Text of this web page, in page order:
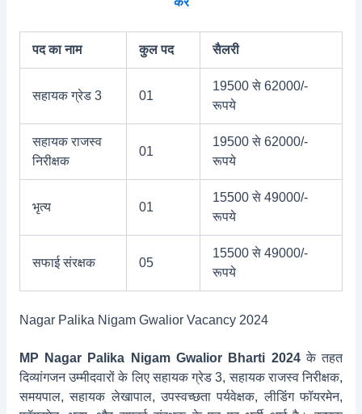
पद का नाम कुल पद सैलरी
सहायक ग्रेड 3 01
19500 से 62000/-
रूपये
सहायक राजस्‍व
निरीक्षक
01
19500 से 62000/-
रूपये
भृत्य 01
15500 से 49000/-
रूपये
सफाई संरक्षक 05
15500 से 49000/-
रूपये
Nagar Palika Nigam Gwalior Vacancy 2024
MP Nagar Palika Nigam Gwalior Bharti 2024के तहत
दिव्यांगजन उम्मीदवारों के लिए सहायक ग्रेड 3, सहायक राजस्‍व निरीक्षक,
समयपाल, सहायक लेखापाल, उपस्‍वच्‍छता पर्यवेक्षक, लीडिंंग फॉयरमेन,